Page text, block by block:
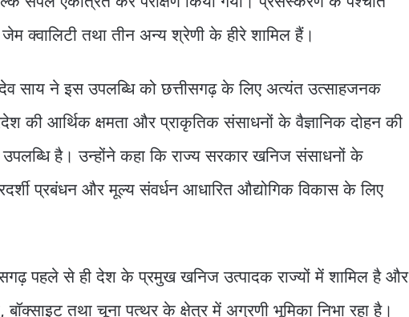
जेम क्वालिटी तथा तीन अन्य श्रेणी के हीरे शामिल हैं।
देव साय ने इस उपलब्धि को छत्तीसगढ़ के लिए अत्यंत उत्साहजनक
की आर्थिक क्षमता और प्राकृतिक संसाधनों के वैज्ञानिक दोहन की
उपलब्धि है। उन्होंने कहा कि राज्य सरकार खनिज संसाधनों के
प्रबंधन और मूल्य संवर्धन आधारित औद्योगिक विकास के लिए
पहले से ही देश के प्रमुख खनिज उत्पादक राज्यों में शामिल है और
तथा चूना पत्थर के क्षेत्र में अग्रणी भूमिका निभा रहा है।